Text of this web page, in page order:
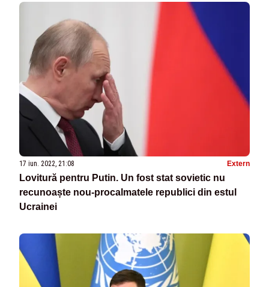
17 iun. 2022, 21:08 Extern
Lovitură pentru Putin. Un fost stat sovietic nu
recunoaște nou-procalmatele republici din estul
Ucrainei